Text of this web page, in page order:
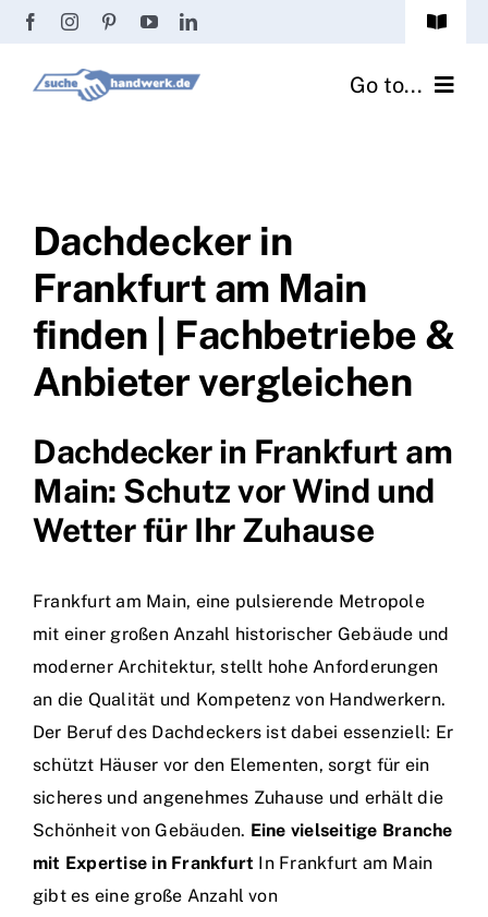
Zum
springen
Toggle
Passwort vergessen? Go to...
Handwerker Ratgeber
Wir über uns
Dachdecker in
Frankfurt am Main
finden | Fachbetriebe &
Anbieter vergleichen
Dachdecker in Frankfurt am
Main: Schutz vor Wind und
Wetter für Ihr Zuhause
Frankfurt am Main, eine pulsierende Metropole
mit einer großen Anzahl historischer Gebäude und
moderner Architektur, stellt hohe Anforderungen
an die Qualität und Kompetenz von Handwerkern.
Der Beruf des Dachdeckers ist dabei essenziell: Er
schützt Häuser vor den Elementen, sorgt für ein
sicheres und angenehmes Zuhause und erhält die
Schönheit von Gebäuden. Eine vielseitige Branche
mit Expertise in Frankfurt In Frankfurt am Main
gibt es eine große Anzahl von